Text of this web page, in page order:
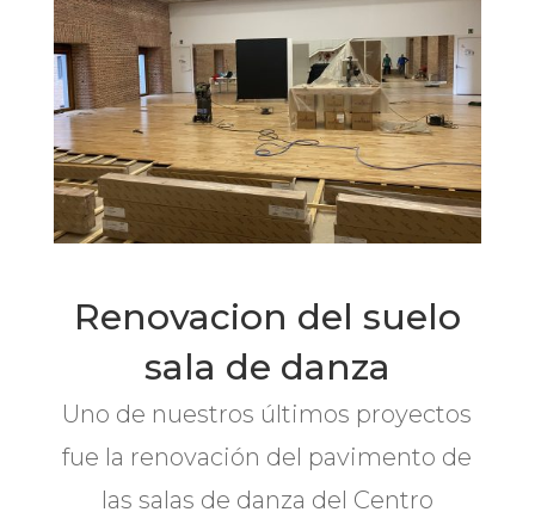
Renovacion del suelo
sala de danza
Uno de nuestros últimos proyectos
fue la renovación del pavimento de
las salas de danza del Centro